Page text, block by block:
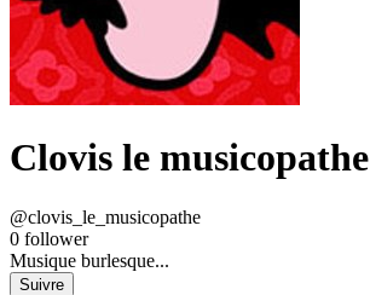
Clovis le musicopathe
@clovis_le_musicopathe
0 follower
Musique burlesque...
Suivre